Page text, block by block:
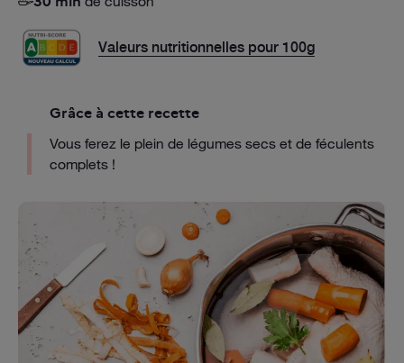
Valeurs nutritionnelles pour 100g
Grâce à cette recette
Vous ferez le plein de légumes secs et de féculents
complets !